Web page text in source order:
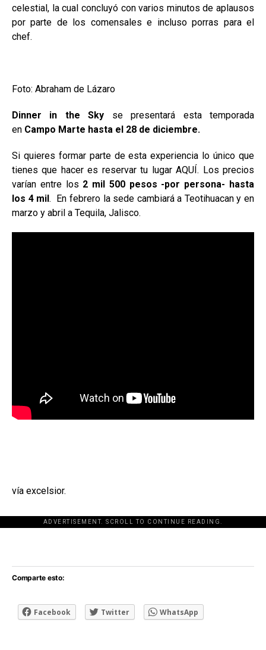
celestial, la cual concluyó con varios minutos de aplausos
por parte de los comensales e incluso porras para el
chef.
Foto: Abraham de Lázaro
Dinner in the Sky se presentará esta temporada
en Campo Marte hasta el 28 de diciembre.
Si quieres formar parte de esta experiencia lo único que
tienes que hacer es reservar tu lugar AQUÍ. Los precios
varían entre los 2 mil 500 pesos -por persona- hasta
los 4 mil. En febrero la sede cambiará a Teotihuacan y en
marzo y abril a Tequila, Jalisco.
vía excelsior.
ADVERTISEMENT. SCROLL TO CONTINUE READING.
[adsforwp id="243463"]
Comparte esto:
Facebook Twitter WhatsApp